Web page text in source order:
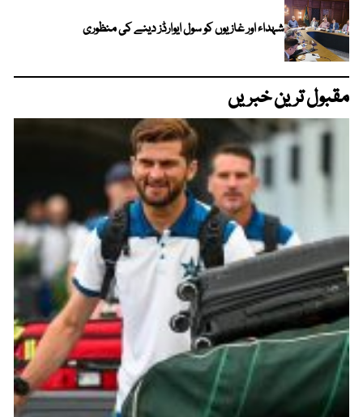
شہداء اور غازیوں کو سول ایوارڈز دینے کی منظوری
مقبول ترین خبریں